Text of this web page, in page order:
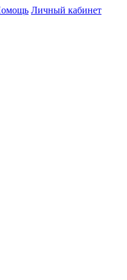
Личный кабинет